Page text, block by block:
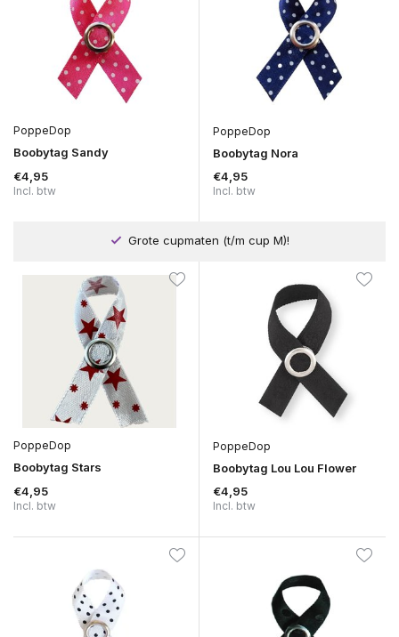
PoppeDop
Boobytag Sandy
€4,95
Incl. btw
PoppeDop
Boobytag Nora
€4,95
Incl. btw
Grote cupmaten (t/m cup M)!
PoppeDop
Boobytag Stars
€4,95
Incl. btw
PoppeDop
Boobytag Lou Lou Flower
€4,95
Incl. btw